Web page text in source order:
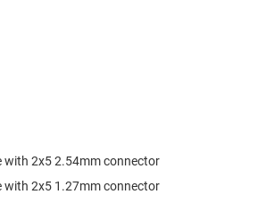
with 2x5 2.54mm connector
with 2x5 1.27mm connector